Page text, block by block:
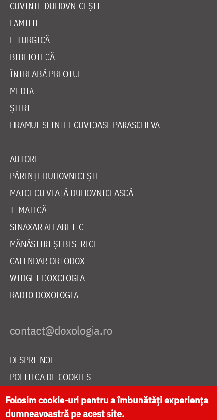
CUVINTE DUHOVNICEȘTI
FAMILIE
LITURGICĂ
BIBLIOTECĂ
ÎNTREABĂ PREOTUL
MEDIA
ȘTIRI
HRAMUL SFINTEI CUVIOASE PARASCHEVA
AUTORI
PĂRINȚI DUHOVNICEȘTI
MAICI CU VIAȚĂ DUHOVNICEASCĂ
TEMATICĂ
SINAXAR ALFABETIC
MĂNĂSTIRI ȘI BISERICI
CALENDAR ORTODOX
WIDGET DOXOLOGIA
RADIO DOXOLOGIA
DESPRE NOI
POLITICA DE COOKIES
DONEAZĂ ONLINE PENTRU CATEDRALA NAȚIONALĂ
Folosim cookie-uri pentru a îmbunătăți experiența
dumneavoastră pe acest site.